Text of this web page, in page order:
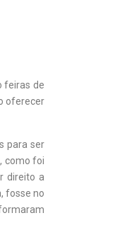
feiras de
oferecer
para ser
como foi
direito a
fosse no